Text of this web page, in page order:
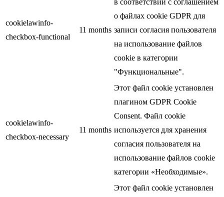
cookielawinfo-
checkbox-functional
11 months
в соответствии с соглашением
о файлах cookie GDPR для
записи согласия пользователя
на использование файлов
cookie в категории
"Функциональные".
cookielawinfo-
checkbox-necessary
11 months
Этот файл cookie установлен
плагином GDPR Cookie
Consent. Файл cookie
используется для хранения
согласия пользователя на
использование файлов cookie
категории «Необходимые».
Этот файл cookie установлен